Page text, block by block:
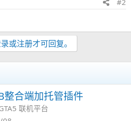
#2
或注册才可回复。
整合端加托管插件
联机平台